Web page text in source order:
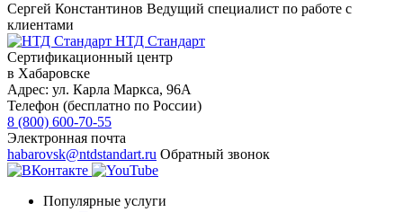
Сергей Константинов Ведущий специалист по работе с
клиентами
НТД Стандарт
Сертификационный центр
в Хабаровске
Адрес: ул. Карла Маркса, 96А
Телефон (бесплатно по России)
8 (800) 600-70-55
Электронная почта
habarovsk@ntdstandart.ru Обратный звонок
Популярные услуги